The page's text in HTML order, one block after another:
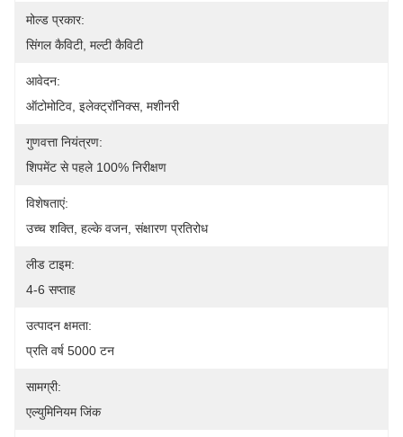
मोल्ड प्रकार:
सिंगल कैविटी, मल्टी कैविटी
आवेदन:
ऑटोमोटिव, इलेक्ट्रॉनिक्स, मशीनरी
गुणवत्ता नियंत्रण:
शिपमेंट से पहले 100% निरीक्षण
विशेषताएं:
उच्च शक्ति, हल्के वजन, संक्षारण प्रतिरोध
लीड टाइम:
4-6 सप्ताह
उत्पादन क्षमता:
प्रति वर्ष 5000 टन
सामग्री:
एल्युमिनियम जिंक